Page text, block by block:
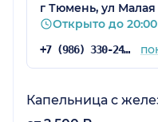
г Тюмень, ул
Открыто до 20:00
+7 (986) 330-24-19
Капельница с